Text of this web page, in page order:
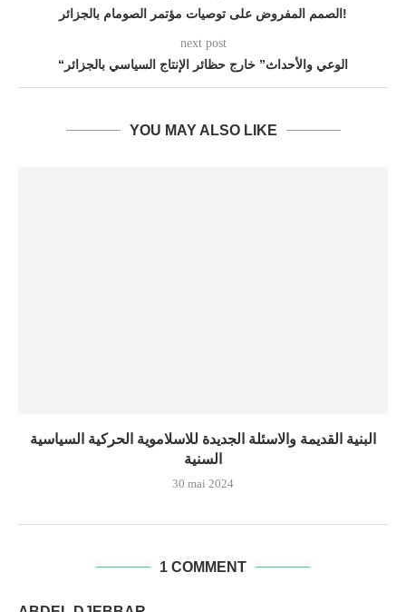
الصمم المفروض على توصيات مؤتمر الصومام بالجزائر!
next post
“الوعي والأحداث” خارج حظائر الإنتاج السياسي بالجزائر
YOU MAY ALSO LIKE
البنية القديمة والاسئلة الجديدة للاسلاموية الحركية السياسية
السنية
30 mai 2024
1 COMMENT